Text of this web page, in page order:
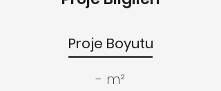
Proje Boyutu
- m²